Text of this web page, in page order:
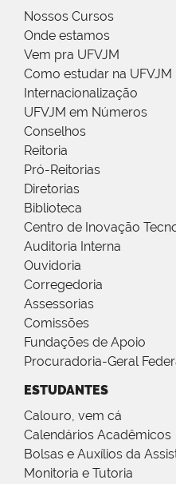
Nossos Cursos
Onde estamos
Vem pra UFVJM
Como estudar na UFVJM
Internacionalização
UFVJM em Números
Conselhos
Reitoria
Pró-Reitorias
Diretorias
Biblioteca
Centro de Inovação
Auditoria Interna
Ouvidoria
Corregedoria
Assessorias
Comissões
Fundações de Apoio
Procuradoria-Geral
ESTUDANTES
Calouro, vem cá
Calendários Acadêmicos
Bolsas e Auxílios da
Monitoria e Tutoria